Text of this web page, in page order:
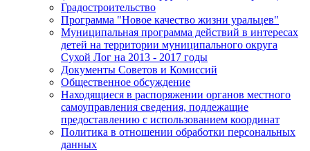
Градостроительство
Программа "Новое качество жизни уральцев"
Муниципальная программа действий в интересах
детей на территории муниципального округа
Сухой Лог на 2013 - 2017 годы
Документы Советов и Комиссий
Общественное обсуждение
Находящиеся в распоряжении органов местного
самоуправления сведения, подлежащие
предоставлению с использованием координат
Политика в отношении обработки персональных
данных